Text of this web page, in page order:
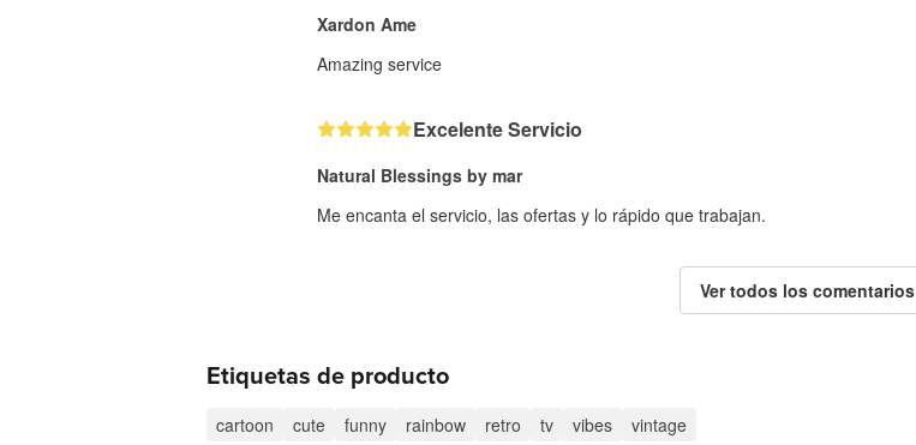
Xardon Ame
Amazing service
Excelente Servicio
Natural Blessings by mar
Me encanta el servicio, las ofertas y lo rápido que trabajan.
Ver todos los comentarios
Etiquetas de producto
cartoon cute funny rainbow retro tv vibes vintage